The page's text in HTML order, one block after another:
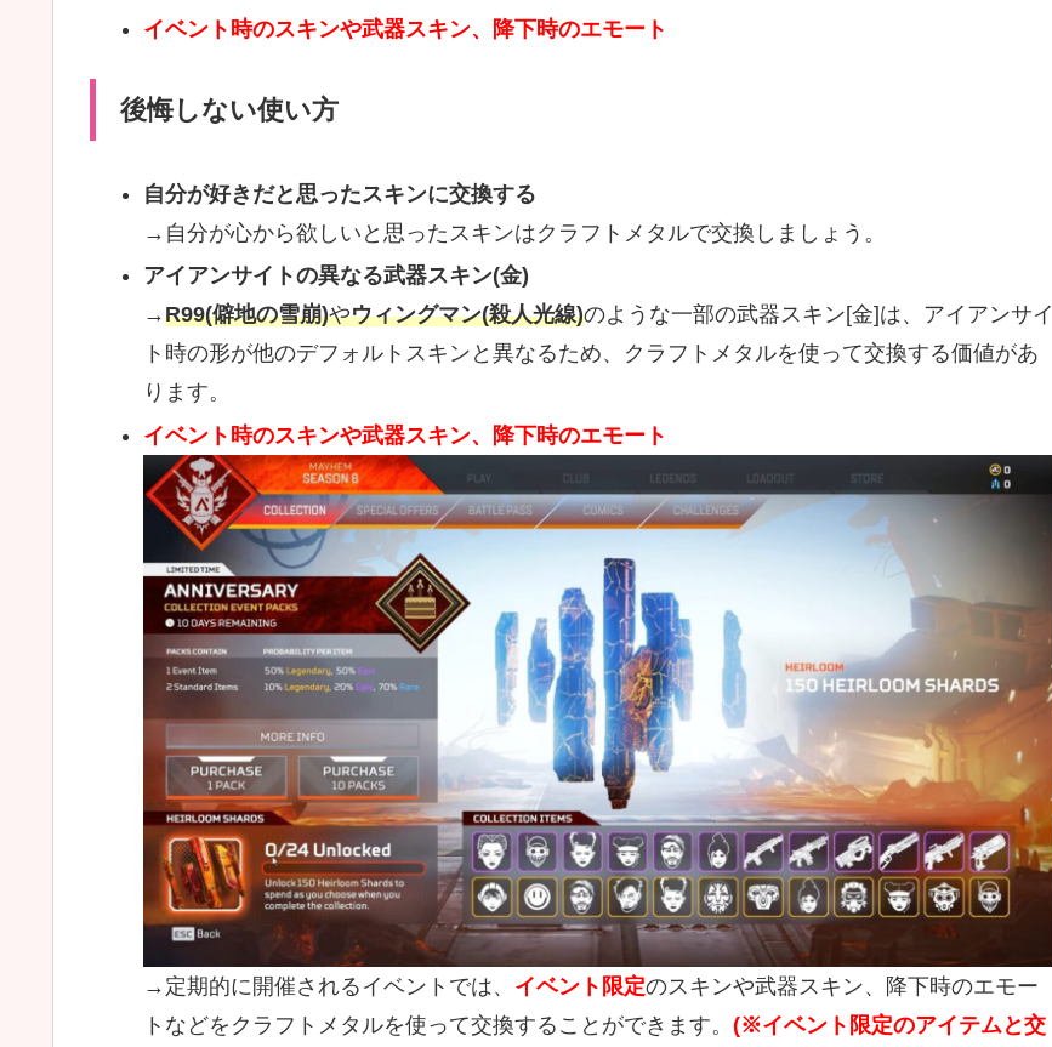
イベント時のスキンや武器スキン、降下時のエモート
後悔しない使い方
自分が好きだと思ったスキンに交換する
→自分が心から欲しいと思ったスキンはクラフトメタルで交換しましょう。
アイアンサイトの異なる武器スキン(金)
→R99(僻地の雪崩)やウィングマン(殺人光線)のような一部の武器スキン[金]は、アイアンサイ
ト時の形が他のデフォルトスキンと異なるため、クラフトメタルを使って交換する価値があ
ります。
イベント時のスキンや武器スキン、降下時のエモート
→定期的に開催されるイベントでは、 イベント限定のスキンや武器スキン、降下時のエモー
トなどをクラフトメタルを使って交換することができます。 (※イベント限定のアイテムと交